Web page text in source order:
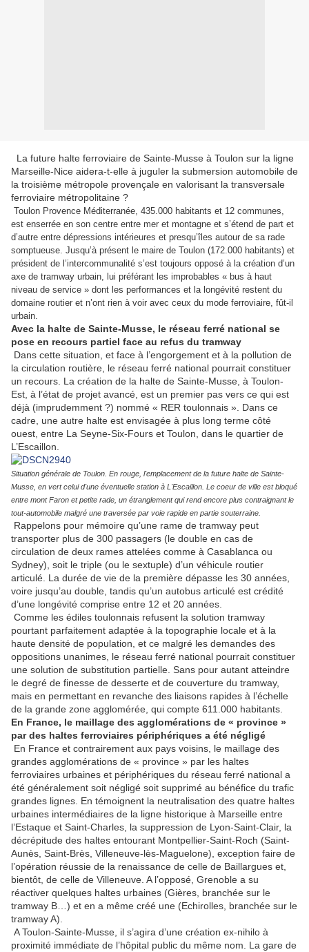
La future halte ferroviaire de Sainte-Musse à Toulon sur la ligne
Marseille-Nice aidera-t-elle à juguler la submersion automobile de
la troisième métropole provençale en valorisant la transversale
ferroviaire métropolitaine ?
Toulon Provence Méditerranée, 435.000 habitants et 12 communes,
est enserrée en son centre entre mer et montagne et s’étend de part et
d’autre entre dépressions intérieures et presqu’îles autour de sa rade
somptueuse. Jusqu’à présent le maire de Toulon (172.000 habitants) et
président de l’intercommunalité s’est toujours opposé à la création d’un
axe de tramway urbain, lui préférant les improbables « bus à haut
niveau de service » dont les performances et la longévité restent du
domaine routier et n’ont rien à voir avec ceux du mode ferroviaire, fût-il
urbain.
Avec la halte de Sainte-Musse, le réseau ferré national se
pose en recours partiel face au refus du tramway
Dans cette situation, et face à l’engorgement et à la pollution de
la circulation routière, le réseau ferré national pourrait constituer
un recours. La création de la halte de Sainte-Musse, à Toulon-
Est, à l’état de projet avancé, est un premier pas vers ce qui est
déjà (imprudemment ?) nommé « RER toulonnais ». Dans ce
cadre, une autre halte est envisagée à plus long terme côté
ouest, entre La Seyne-Six-Fours et Toulon, dans le quartier de
L’Escaillon.
Situation générale de Toulon. En rouge, l'emplacement de la future halte de Sainte-
Musse, en vert celui d'une éventuelle station à L'Escaillon. Le coeur de ville est bloqué
entre mont Faron et petite rade, un étranglement qui rend encore plus contraignant le
tout-automobile malgré une traversée par voie rapide en partie souterraine.
Rappelons pour mémoire qu’une rame de tramway peut
transporter plus de 300 passagers (le double en cas de
circulation de deux rames attelées comme à Casablanca ou
Sydney), soit le triple (ou le sextuple) d’un véhicule routier
articulé. La durée de vie de la première dépasse les 30 années,
voire jusqu’au double, tandis qu’un autobus articulé est crédité
d’une longévité comprise entre 12 et 20 années.
Comme les édiles toulonnais refusent la solution tramway
pourtant parfaitement adaptée à la topographie locale et à la
haute densité de population, et ce malgré les demandes des
oppositions unanimes, le réseau ferré national pourrait constituer
une solution de substitution partielle. Sans pour autant atteindre
le degré de finesse de desserte et de couverture du tramway,
mais en permettant en revanche des liaisons rapides à l’échelle
de la grande zone agglomérée, qui compte 611.000 habitants.
En France, le maillage des agglomérations de « province »
par des haltes ferroviaires périphériques a été négligé
En France et contrairement aux pays voisins, le maillage des
grandes agglomérations de « province » par les haltes
ferroviaires urbaines et périphériques du réseau ferré national a
été généralement soit négligé soit supprimé au bénéfice du trafic
grandes lignes. En témoignent la neutralisation des quatre haltes
urbaines intermédiaires de la ligne historique à Marseille entre
l’Estaque et Saint-Charles, la suppression de Lyon-Saint-Clair, la
décrépitude des haltes entourant Montpellier-Saint-Roch (Saint-
Aunès, Saint-Brès, Villeneuve-lès-Maguelone), exception faire de
l’opération réussie de la renaissance de celle de Baillargues et,
bientôt, de celle de Villeneuve. A l’opposé, Grenoble a su
réactiver quelques haltes urbaines (Gières, branchée sur le
tramway B…) et en a même créé une (Echirolles, branchée sur le
tramway A).
A Toulon-Sainte-Musse, il s’agira d’une création ex-nihilo à
proximité immédiate de l’hôpital public du même nom. La gare de